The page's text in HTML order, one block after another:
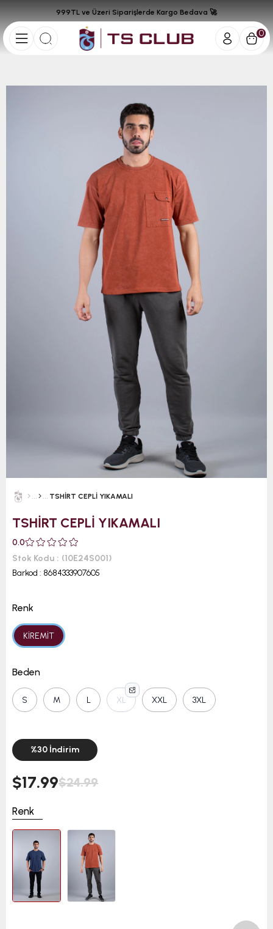
0
999TL ve Üzeri Siparişlerde Kargo Bedava 🚀
TSHİRT CEPLİ YIKAMALI
TSHİRT CEPLİ YIKAMALI
0.0
Stok Kodu
(10E24S001)
Barkod : 8684333907605
Renk
KİREMİT
Beden
S M L XL XXL 3XL
%30 İndirim
$24.99
$17.99
Renk